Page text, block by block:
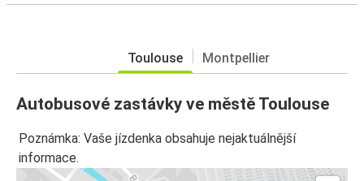
Toulouse Montpellier
Autobusové zastávky ve městě Toulouse
Poznámka: Vaše jízdenka obsahuje nejaktuálnější
informace.